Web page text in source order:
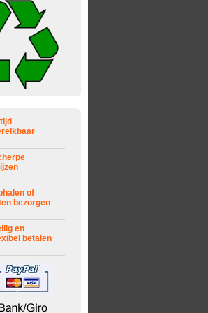
of
bezorgen
en
betalen